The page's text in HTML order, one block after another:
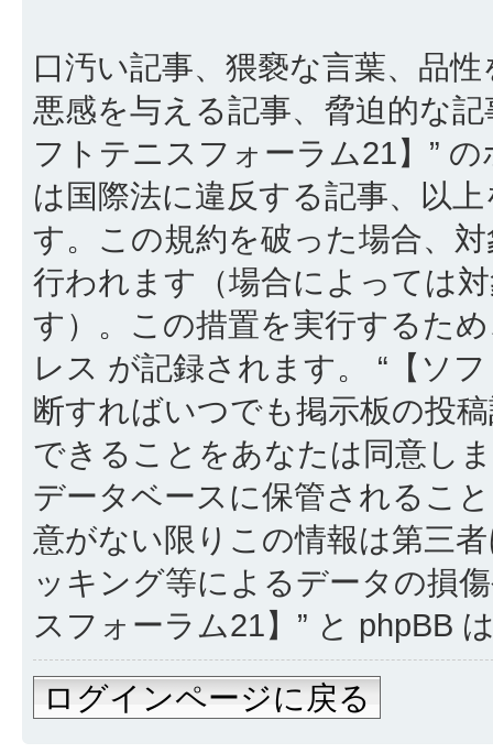
口汚い記事、猥褻な言葉、品
悪感を与える記事、脅迫的な
フトテニスフォーラム21】”
は国際法に違反する記事、以
す。この規約を破った場合、
行われます（場合によっては
す）。この措置を実行するた
レス が記録されます。 “【ソ
断すればいつでも掲示板の投
できることをあなたは同意し
データベースに保管されるこ
意がない限りこの情報は第三
ッキング等によるデータの損
スフォーラム21】” と phpBB
ログインページに戻る